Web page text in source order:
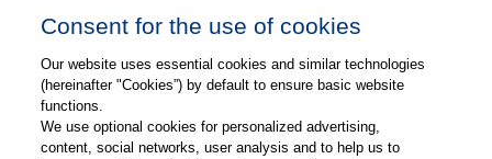
Ich habe
Fragen zum
Webshop wo
finde ich Tipps
dazu?
Consent for the use of cookies
Our website uses essential cookies and similar technologies
(hereinafter "Cookies”) by default to ensure basic website
functions.
We use optional cookies for personalized advertising,
content, social networks, user analysis and to help us to